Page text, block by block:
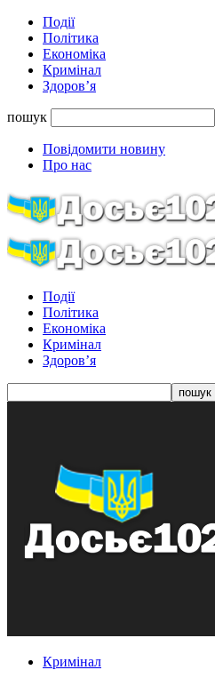
Події
Політика
Економіка
Кримінал
Здоров’я
пошук
Повідомити новину
Про нас
Події
Політика
Економіка
Кримінал
Здоров’я
Кримінал